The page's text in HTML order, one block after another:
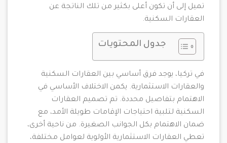
تميل إلى أن تكون أعلى بكثير من تلك الناتجة عن
العقارات السكنية.
جدول المحتويات
في تركيا، يوجد فرق أساسي بين العقارات السكنية
والعقارات الاستثمارية. يكمن الاختلاف الأساسي في
الاهتمام بتفاصيل محددة. تم تصميم العقارات
السكنية لتلبية احتياجات الإقامات طويلة الأمد، مع
ضمان الاهتمام بكل الجوانب الصغيرة. من ناحية أخرى،
تعطي العقارات الاستثمارية الأولوية لعوامل مختلفة،